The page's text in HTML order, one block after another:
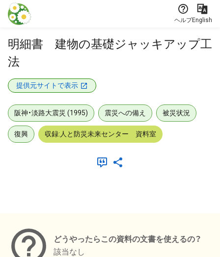
本文に飛ぶ
ヘルプEnglish
明細書 建物の基礎ジャッキアップ工
法
提供元サイトで表示
阪神・淡路大震災 (1995) 震災への備え 被災状況
復興 収録:人と防災未来センター 資料室
どうやったらこの資料の文書を使えるの？
該当なし